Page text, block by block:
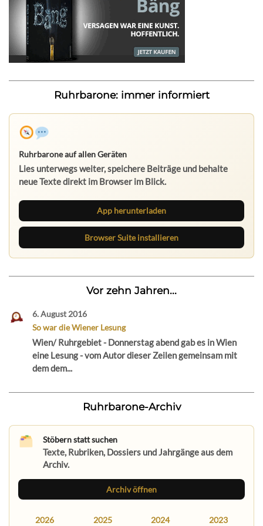
Ruhrbarone: immer informiert
Ruhrbarone auf allen Geräten
Lies unterwegs weiter, speichere Beiträge und behalte
neue Texte direkt im Browser im Blick.
App herunterladen
Browser Suite installieren
Vor zehn Jahren...
6. August 2016
So war die Wiener Lesung
Wien/ Ruhrgebiet - Donnerstag abend gab es in Wien
eine Lesung - vom Autor dieser Zeilen gemeinsam mit
dem dem...
Ruhrbarone-Archiv
Stöbern statt suchen
Texte, Rubriken, Dossiers und Jahrgänge aus dem
Archiv.
Archiv öffnen
2026 2025 2024 2023